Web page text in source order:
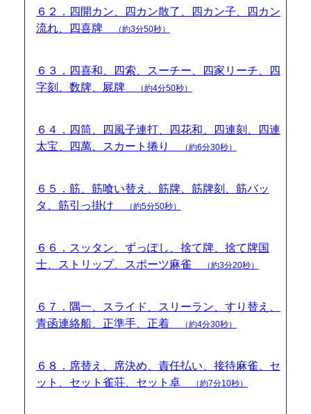
６２．四開カン、四カン散了、四カン子、四カン
流れ、四喜牌
（約3分50秒）
６３．四喜和、四索、スーチー、四家リーチ、四
字刻、数牌、屍牌
（約4分50秒）
６４．四筒、四風子連打、四花和、四連刻、四連
太宝、四萬、スカート捲り
（約6分30秒）
６５．筋、筋喰い替え、筋牌、筋牌刻、筋バッ
タ、筋引っ掛け
（約5分50秒）
６６．スッタン、ずっぽし、捨て牌、捨て牌国
士、ストリップ、スポーツ麻雀
（約3分20秒）
６７．隅一、スライド、スリーラン、すり替え、
青函連絡船、正準手、正着
（約4分30秒）
６８．席替え、席決め、責任払い、接待麻雀、セ
ット、セット雀荘、セット卓
（約7分10秒）